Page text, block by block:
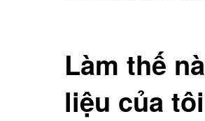
Làm thế
liệu của